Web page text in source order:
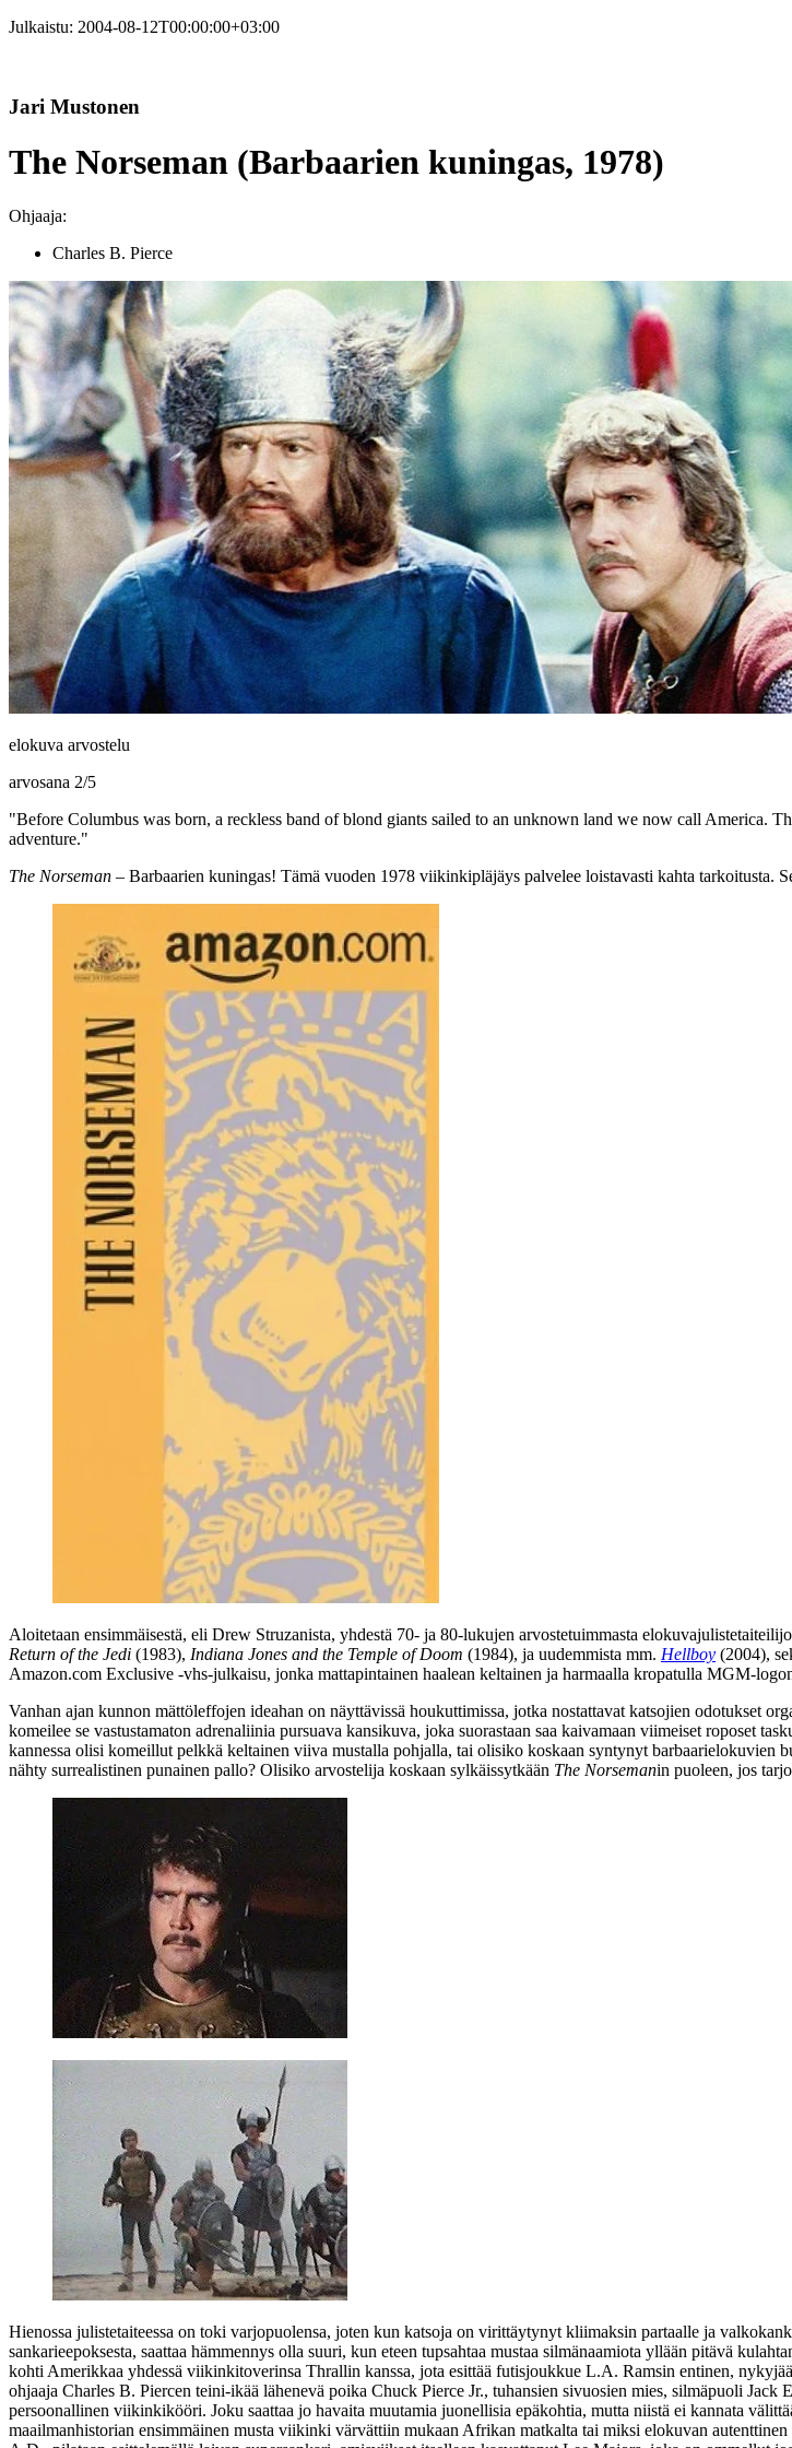
Julkaistu: 2004-08-12T00:00:00+03:00
Jari Mustonen
The Norseman (Barbaarien kuningas, 1978)
Ohjaaja:
Charles B. Pierce
elokuva arvostelu
arvosana 2/5
"Before Columbus was born, a reckless band of blond giants sailed to an unknown land we now call America.
adventure."
The Norseman – Barbaarien kuningas! Tämä vuoden 1978 viikinkipläjäys palvelee loistavasti kahta tarkoitusta.
Aloitetaan ensimmäisestä, eli Drew Struzanista, yhdestä 70‑ ja 80‑lukujen arvostetuimmasta
Return of the Jedi (1983), Indiana Jones and the Temple of Doom (1984), ja uudemmista mm. Hellboy (2004),
Amazon.com Exclusive ‑vhs‑julkaisu, jonka mattapintainen haalean keltainen ja harmaalla kropatulla
Vanhan ajan kunnon mättöleffojen ideahan on näyttävissä houkuttimissa, jotka nostattavat katsojien odotukset
komeilee se vastustamaton adrenaliinia pursuava kansikuva, joka suorastaan saa kaivamaan viimeiset roposet
kannessa olisi komeillut pelkkä keltainen viiva mustalla pohjalla, tai olisiko koskaan syntynyt barbaarielokuvien
nähty surrealistinen punainen pallo? Olisiko arvostelija koskaan sylkäissytkään The Norsemanin puoleen, jos
Hienossa julistetaiteessa on toki varjopuolensa, joten kun katsoja on virittäytynyt kliimaksin partaalle ja
sankarieepoksesta, saattaa hämmennys olla suuri, kun eteen tupsahtaa mustaa silmänaamiota yllään pitävä
kohti Amerikkaa yhdessä viikinkitoverinsa Thrallin kanssa, jota esittää futisjoukkue L.A. Ramsin entinen,
ohjaaja Charles B. Piercen teini-ikää lähenevä poika Chuck Pierce Jr., tuhansien sivuosien mies, silmäpuoli Jack
persoonallinen viikinkikööri. Joku saattaa jo havaita muutamia juonellisia epäkohtia, mutta niistä ei kannata
maailmanhistorian ensimmäinen musta viikinki värvättiin mukaan Afrikan matkalta tai miksi elokuvan